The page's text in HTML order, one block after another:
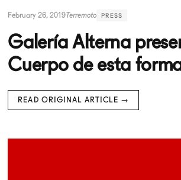
February 26, 2019Terremoto PRESS
Galería Alterna
Cuerpo de esta
READ ORIGINAL ARTICLE →